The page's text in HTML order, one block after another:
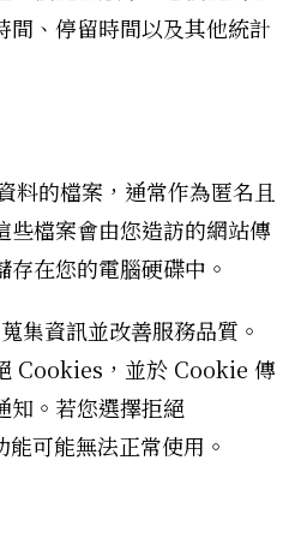
間、停留時間以及其他統計
料的檔案，通常作為匿名且
些檔案會由您造訪的網站傳
在您的電腦硬碟中。
集資訊並改善服務品質。
Cookies，並於 Cookie 傳
知。若您選擇拒絕
可能無法正常使用。